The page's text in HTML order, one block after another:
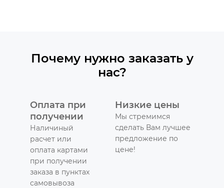
Почему нужно заказать у
нас?
Оплата при
получении
Наличиный
расчет или
оплата картами
при получении
заказа в пунктах
самовывоза
Низкие цены
Мы стремимся
сделать Вам лучшее
предложение по
цене!